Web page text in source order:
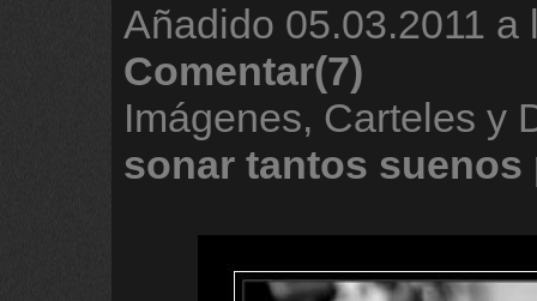
Añadido 05.03.2011 a
Comentar(7)
Imágenes, Carteles y
sonar tantos suenos